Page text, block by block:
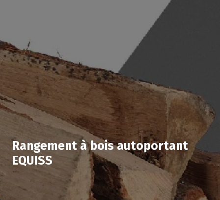
Rangement à bois autoportant
EQUISS